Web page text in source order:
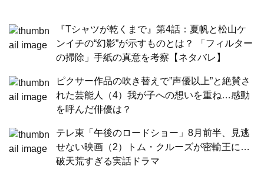
『Tシャツが乾くまで』第4話：夏帆と松山ケ
ンイチの“幻影”が示すものとは？ 「フィルター
の掃除」手紙の真意を考察【ネタバレ】
ピクサー作品の吹き替えで”声優以上”と絶賛さ
れた芸能人（4）我が子への想いを重ね…感動
を呼んだ俳優は？
テレ東「午後のロードショー」8月前半、見逃
せない映画（2）トム・クルーズが密輸王に…
破天荒すぎる実話ドラマ